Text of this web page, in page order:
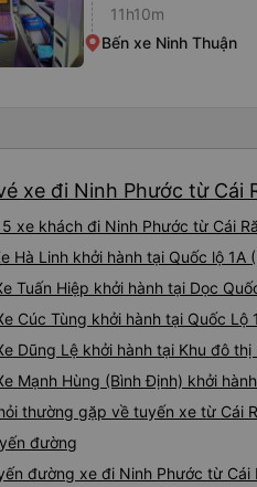
11h10m
Bến xe Ninh Thuận
xe đi Ninh Phước từ Cái
xe khách đi Ninh Phước từ Cái
Hà Linh khởi hành tại Quốc lộ
Tuấn Hiệp khởi hành tại Dọc
Cúc Tùng khởi hành tại Quốc Lộ
Dũng Lệ khởi hành tại Khu đô
Mạnh Hùng (Bình Định) khởi
thường gặp về tuyến xe từ Cái
đường
đường xe đi Ninh Phước từ Cái